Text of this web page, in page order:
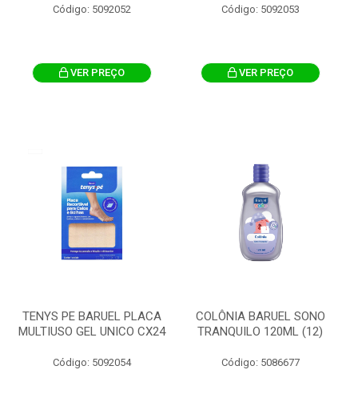
Código: 5092052
VER PREÇO
Código: 5092053
VER PREÇO
TENYS PE BARUEL PLACA
MULTIUSO GEL UNICO CX24
Código: 5092054
COLÔNIA BARUEL SONO
TRANQUILO 120ML (12)
Código: 5086677